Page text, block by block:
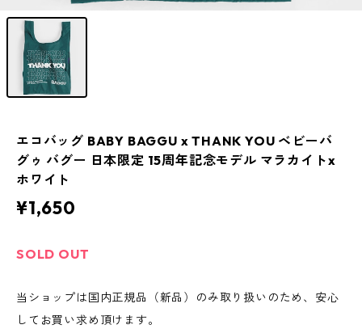
エコバッグ BABY BAGGU x THANK YOU ベビーバ
グゥ バグー 日本限定 15周年記念モデル マラカイトx
ホワイト
¥1,650
SOLD OUT
当ショップは国内正規品（新品）のみ取り扱いのため、安心
してお買い求め頂けます。